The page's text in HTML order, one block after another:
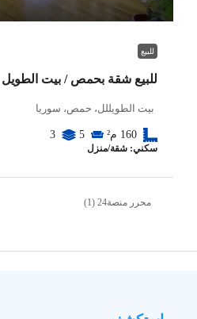
للبيع
للبيع شقة بحمص / بيت الطويل
بيت الطويللل، حمص، سوريا
160 م² 5
3
سكني: شقة/منزل
محرر منصة24 (1)